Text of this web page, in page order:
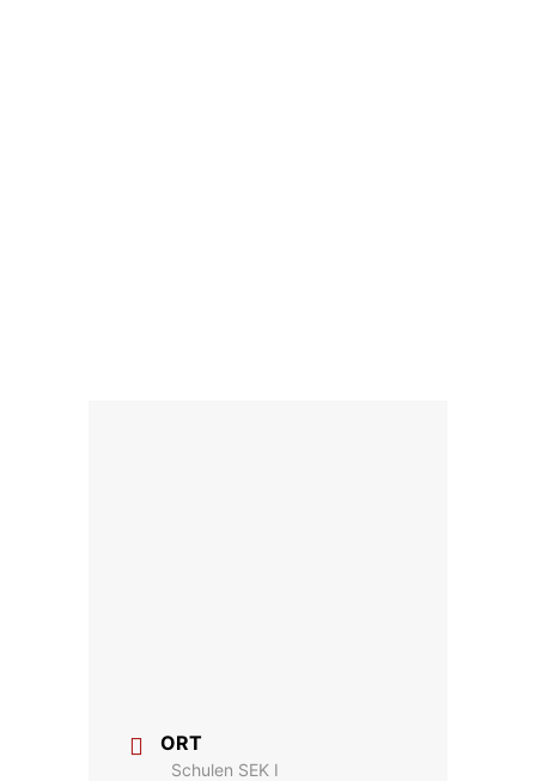
ORT
Schulen SEK I